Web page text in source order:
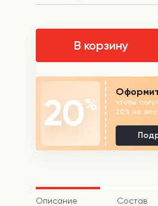
В корзину
20%
чтобы
20% на
Описание Состав